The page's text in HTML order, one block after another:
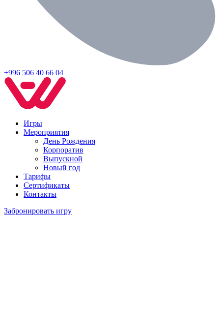
+996 506 40 66 04
Игры
Мероприятия
День Рождения
Корпоратив
Выпускной
Новый год
Тарифы
Сертификаты
Контакты
Забронировать игру